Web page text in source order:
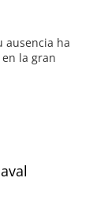
ausencia ha
la gran